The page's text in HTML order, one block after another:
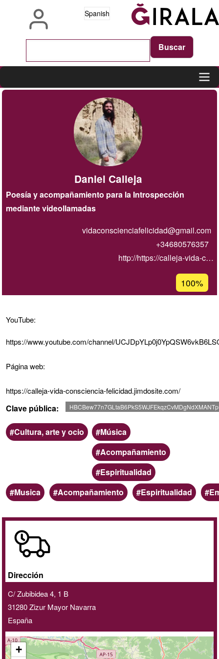
Spanish
Daniel Calleja
Poesía y acompañamiento para la Introspección
mediante videollamadas
vidaconscienciafelicidad@gmail.com
+34680576357
http://https://calleja-vida-c…
Porcentaje
de
100%
YouTube:
https://www.youtube.com/channel/
Página web:
https://calleja-vida-consciencia-felicidad.jimdosite.com/
Clave pública
Ámbito
Cultura, arte y ocio Categoria
Música
Acompañamiento
Espiritualidad
Palabras
clave
Musica Acompañamiento Espiritualidad
domicilio
online
Dirección
C/ Zubibidea 4, 1 B
31280Zizur Mayor Navarra
España
+